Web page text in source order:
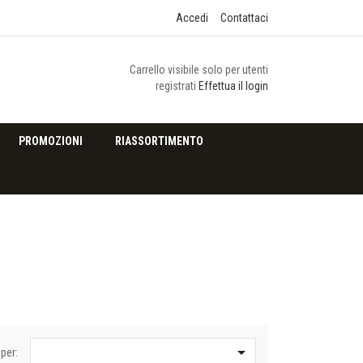
Accedi Contattaci
Carrello visibile solo per utenti
registrati Effettua il login
PROMOZIONI RIASSORTIMENTO
